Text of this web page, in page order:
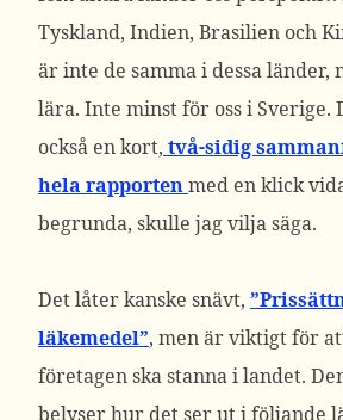
Tyskland, Indien, Brasilien och
är inte de samma i dessa länder,
lära. Inte minst för oss i Sverige.
också en kort, två-sidig
hela rapportenmed en klick
begrunda, skulle jag vilja säga.
Det låter kanske snävt,
läkemedel”, men är viktigt för
företagen ska stanna i landet.
belyser hur det ser ut i följande